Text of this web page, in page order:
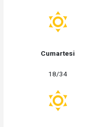
Cumartesi
18/34